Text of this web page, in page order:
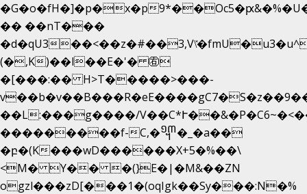
�G�o�fH�]�p�x�p
�� ��nT���
�d�qU3
(�,K)��l��E�'� ㊨
�[���:�� H>T�����>���-
��L:���g����/V��C*Ւ��&�P�C6~�
���������f-C,�᧭�_�a��
�բ�(K���wD������X+5�%��\
<M� Y�� �(}E�|�M&��ZN
ogzl���zD[���1�(oqIgk��Sy���:N�%